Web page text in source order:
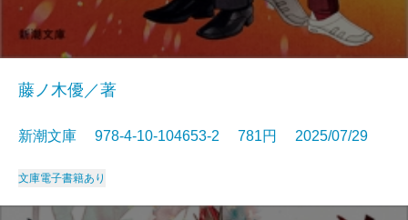
藤ノ木優／著
新潮文庫 978-4-10-104653-2 781円 2025/07/29
文庫電子書籍あり